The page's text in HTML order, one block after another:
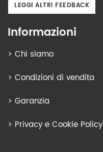
LEGGI ALTRI FEEDBACK
Informazioni
> Chi siamo
> Condizioni di vendita
> Garanzia
> Privacy e Cookie Policy